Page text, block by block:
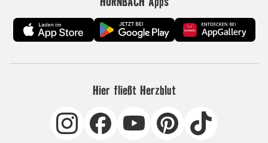
Hier fließt Herzblut